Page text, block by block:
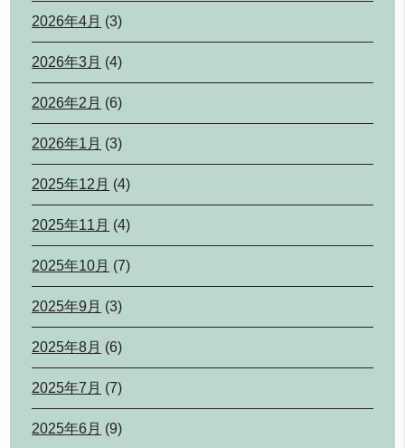
2026年4月 (3)
2026年3月 (4)
2026年2月 (6)
2026年1月 (3)
2025年12月 (4)
2025年11月 (4)
2025年10月 (7)
2025年9月 (3)
2025年8月 (6)
2025年7月 (7)
2025年6月 (9)